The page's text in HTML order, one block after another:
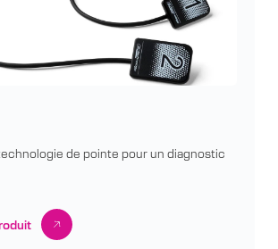
de pointe pour un diagnostic